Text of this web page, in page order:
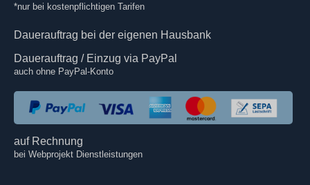
*nur bei kostenpflichtigen Tarifen
Dauerauftrag bei der eigenen Hausbank
Dauerauftrag / Einzug via PayPal
auch ohne PayPal-Konto
auf Rechnung
bei Webprojekt Dienstleistungen